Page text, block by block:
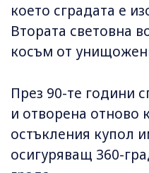
което сградата е
Втората световна
косъм от
През 90-те години
и отворена отново
остъкления купол
осигуряващ 360-